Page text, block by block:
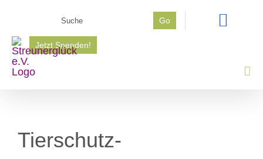
springen
Go
Jetzt Spenden!
Tierschutz-